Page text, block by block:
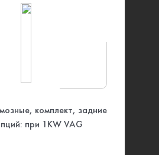
комплект, задние
при 1KW VAG